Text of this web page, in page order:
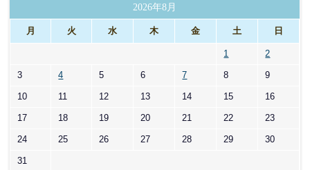
ー
2026年8月
月 火 水 木 金 土 日
1 2
3 4 5 6 7 8 9
10 11 12 13 14 15 16
17 18 19 20 21 22 23
24 25 26 27 28 29 30
31